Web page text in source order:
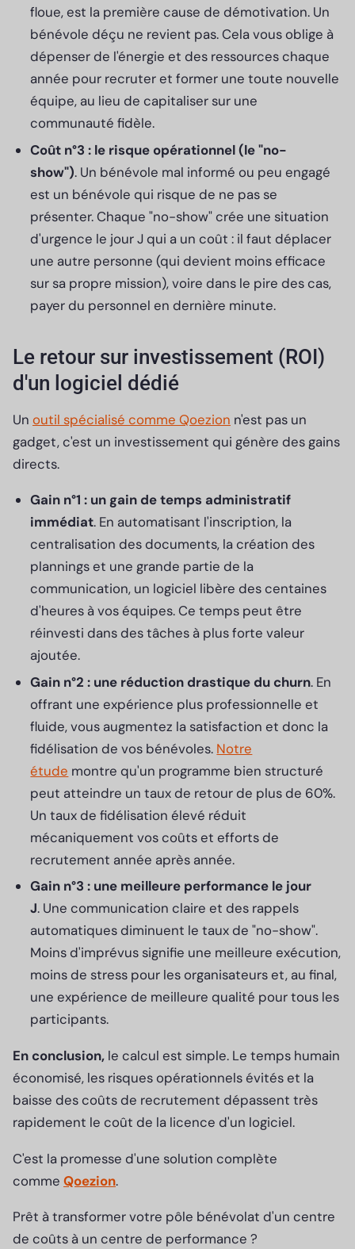
floue, est la première cause de démotivation. Un
bénévole déçu ne revient pas. Cela vous oblige à
dépenser de l'énergie et des ressources chaque
année pour recruter et former une toute nouvelle
équipe, au lieu de capitaliser sur une
communauté fidèle.
Coût n°3 : le risque opérationnel (le "no-
show"). Un bénévole mal informé ou peu engagé
est un bénévole qui risque de ne pas se
présenter. Chaque "no-show" crée une situation
d'urgence le jour J qui a un coût : il faut déplacer
une autre personne (qui devient moins efficace
sur sa propre mission), voire dans le pire des cas,
payer du personnel en dernière minute.
Le retour sur investissement (ROI)
d'un logiciel dédié
Un outil spécialisé comme Qoezion n'est pas un
gadget, c'est un investissement qui génère des gains
directs.
Gain n°1 : un gain de temps administratif
immédiat. En automatisant l'inscription, la
centralisation des documents, la création des
plannings et une grande partie de la
communication, un logiciel libère des centaines
d'heures à vos équipes. Ce temps peut être
réinvesti dans des tâches à plus forte valeur
ajoutée.
Gain n°2 : une réduction drastique du churn. En
offrant une expérience plus professionnelle et
fluide, vous augmentez la satisfaction et donc la
fidélisation de vos bénévoles. Notre
étude montre qu'un programme bien structuré
peut atteindre un taux de retour de plus de 60%.
Un taux de fidélisation élevé réduit
mécaniquement vos coûts et efforts de
recrutement année après année.
Gain n°3 : une meilleure performance le jour
J. Une communication claire et des rappels
automatiques diminuent le taux de "no-show".
Moins d'imprévus signifie une meilleure exécution,
moins de stress pour les organisateurs et, au final,
une expérience de meilleure qualité pour tous les
participants.
En conclusion, le calcul est simple. Le temps humain
économisé, les risques opérationnels évités et la
baisse des coûts de recrutement dépassent très
rapidement le coût de la licence d'un logiciel.
C'est la promesse d'une solution complète
comme Qoezion.
Prêt à transformer votre pôle bénévolat d'un centre
de coûts à un centre de performance ?